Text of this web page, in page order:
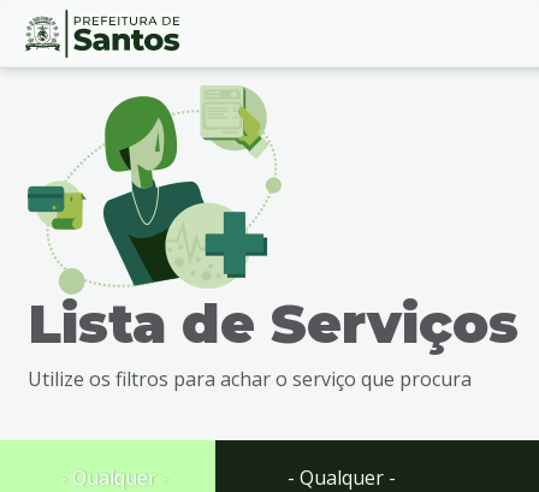
Ir
busca
Ir
Conteúdo
Lista de Serviços
Utilize os filtros para achar o serviço que procura
- Qualquer - - Qualquer -